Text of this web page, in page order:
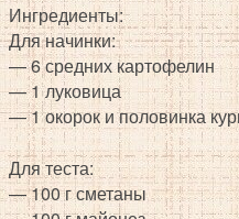
Ингредиенты:
Для начинки:
— 6 средних картофелин
— 1 луковица
— 1 окорок и половинка
Для теста:
— 100 г сметаны